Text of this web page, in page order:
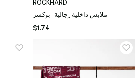
ROCKHARD
ملابس داخلية رجالية - بوكسر
$1.74